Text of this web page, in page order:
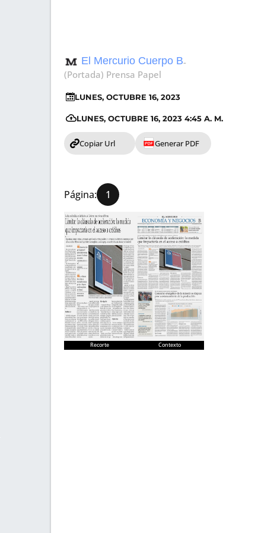
El Mercurio Cuerpo B-
(Portada) Prensa Papel
LUNES, OCTUBRE 16, 2023
LUNES, OCTUBRE 16, 2023 4:45 A. M.
Copiar Url Generar PDF
Página: 1
Recorte Contexto
Página: